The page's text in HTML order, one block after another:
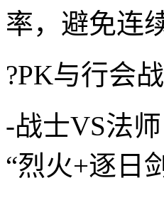
率，避免连
?PK与行会
-战士VS法
“烈火+逐日